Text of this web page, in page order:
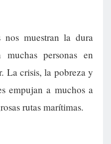
muestran la dura
personas en
La crisis, la pobreza y
empujan a muchos a
rutas marítimas.